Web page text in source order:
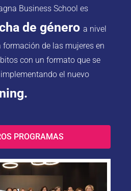
Business School es
de género a nivel
de las mujeres en
con un formato que se
el nuevo
PROGRAMAS